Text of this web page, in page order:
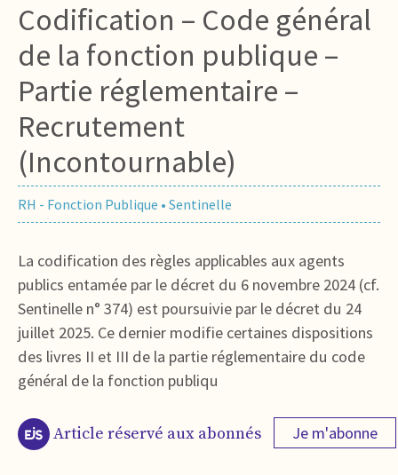
Codification – Code général
de la fonction publique –
Partie réglementaire –
Recrutement
(Incontournable)
RH - Fonction Publique • Sentinelle
La codification des règles applicables aux agents
publics entamée par le décret du 6 novembre 2024 (cf.
Sentinelle n° 374) est poursuivie par le décret du 24
juillet 2025. Ce dernier modifie certaines dispositions
des livres II et III de la partie réglementaire du code
général de la fonction publiqu
Article réservé aux abonnés Je m'abonne